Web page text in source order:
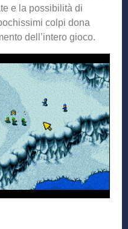
e la possibilità di
colpi dona
dell’intero gioco.